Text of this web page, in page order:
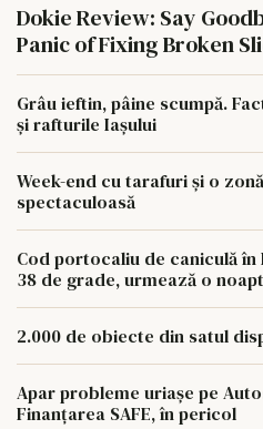
Dokie Review: Say
Panic of Fixing Broken
Dokie?
Grâu ieftin, pâine scumpă.
și rafturile Iașului
Week-end cu tarafuri și o
spectaculoasă
Cod portocaliu de caniculă
38 de grade, urmează o
2.000 de obiecte din satul
Apar probleme uriașe pe
Finanțarea SAFE, în pericol